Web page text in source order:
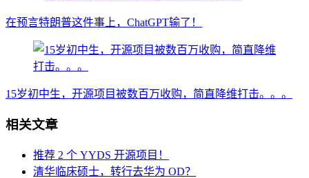
在预言特朗普这件事上，ChatGPT输了！
15岁初中生，开源项目被数百万收购，简直降维打击。。。
相关文章
推荐 2 个 YYDS 开源项目！
清华临床硕士，转行去华为 OD？